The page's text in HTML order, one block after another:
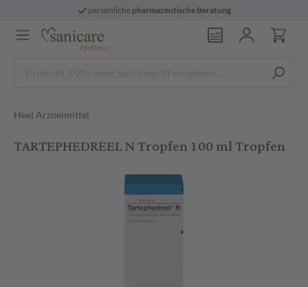
persönliche pharmazeutische Beratung
Heel Arzneimittel
TARTEPHEDREEL N Tropfen 100 ml Tropfen